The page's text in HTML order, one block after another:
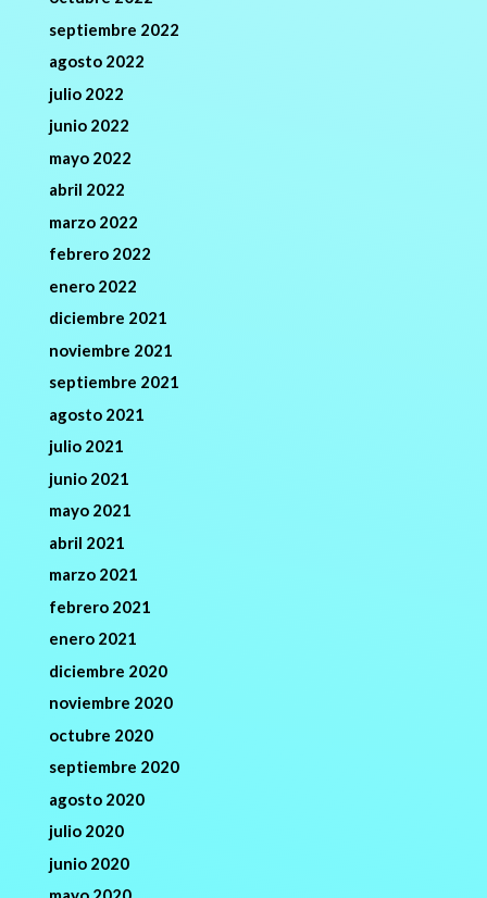
septiembre 2022
agosto 2022
julio 2022
junio 2022
mayo 2022
abril 2022
marzo 2022
febrero 2022
enero 2022
diciembre 2021
noviembre 2021
septiembre 2021
agosto 2021
julio 2021
junio 2021
mayo 2021
abril 2021
marzo 2021
febrero 2021
enero 2021
diciembre 2020
noviembre 2020
octubre 2020
septiembre 2020
agosto 2020
julio 2020
junio 2020